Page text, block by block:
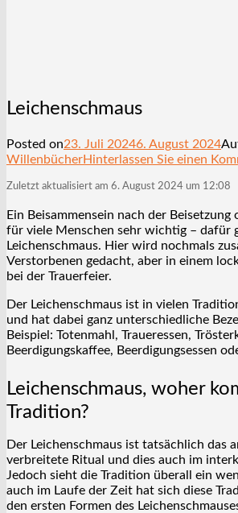
Leichenschmaus
Posted on23. Juli 20246. August 2024
WillenbücherHinterlassen Sie einen
Zuletzt aktualisiert am 6. August 2024 um 12:08
Ein Beisammensein nach der Beisetzung
für viele Menschen sehr wichtig – dafür
Leichenschmaus. Hier wird nochmals
Verstorbenen gedacht, aber in einem
bei der Trauerfeier.
Der Leichenschmaus ist in vielen
und hat dabei ganz unterschiedliche
Beispiel: Totenmahl, Traueressen,
Beerdigungskaffee, Beerdigungsessen
Leichenschmaus, woher
Tradition?
Der Leichenschmaus ist tatsächlich das
verbreitete Ritual und dies auch im
Jedoch sieht die Tradition überall ein
auch im Laufe der Zeit hat sich diese
den ersten Formen des